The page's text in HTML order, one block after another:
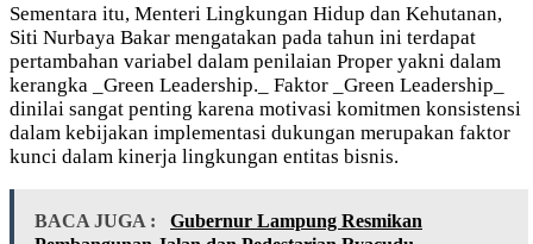
Sementara itu, Menteri Lingkungan Hidup dan Kehutanan,
Siti Nurbaya Bakar mengatakan pada tahun ini terdapat
pertambahan variabel dalam penilaian Proper yakni dalam
kerangka _Green Leadership._ Faktor _Green Leadership_
dinilai sangat penting karena motivasi komitmen konsistensi
dalam kebijakan implementasi dukungan merupakan faktor
kunci dalam kinerja lingkungan entitas bisnis.
BACA JUGA :
Gubernur Lampung Resmikan